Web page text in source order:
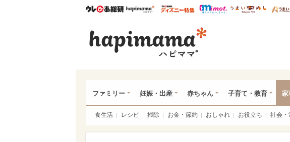
ウレぴあ総研ハピママ* ウレぴあ総研 ディズニー
mimot. うま
ファミリー 妊娠・出産 赤ちゃん 子育て・教育 家
食生活 レシピ 掃除 お金・節約 おしゃれ お役立ち 社会・